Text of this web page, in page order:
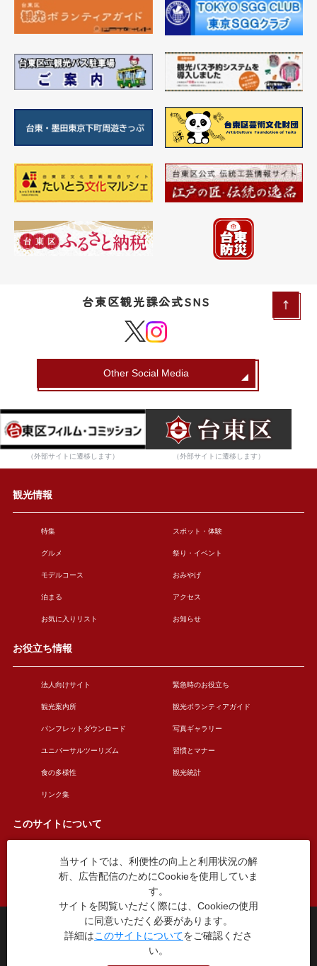
台東区観光課公式SNS
Other Social Media
（外部サイトに遷移します） （外部サイトに遷移します）
観光情報
特集 スポット・体験
グルメ 祭り・イベント
モデルコース おみやげ
泊まる アクセス
お気に入りリスト お知らせ
お役立ち情報
法人向けサイト 緊急時のお役立ち
観光案内所 観光ボランティアガイド
パンフレットダウンロード 写真ギャラリー
ユニバーサルツーリズム 習慣とマナー
食の多様性 観光統計
リンク集
このサイトについて
このサイトについて 広告掲載について
お問い合わせ
台東区役所観光課
〒110-8615 東京都台東区東上野4丁目5番6号
TEL：03-5246-1151
当サイトでは、利便性の向上と利用状況の解
析、広告配信のためにCookieを使用していま
す。
サイトを閲覧いただく際には、Cookieの使用
に同意いただく必要があります。
詳細はこのサイトについてをご確認くださ
い。